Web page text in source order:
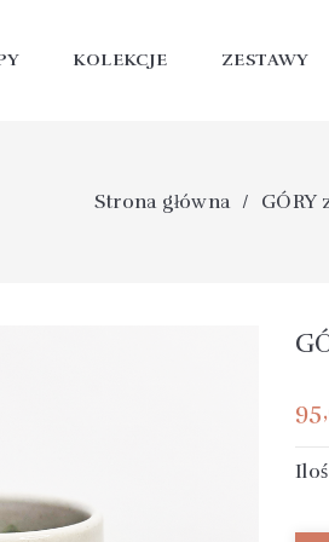
KOLEKCJE ZESTAWY
Strona główna GÓRY